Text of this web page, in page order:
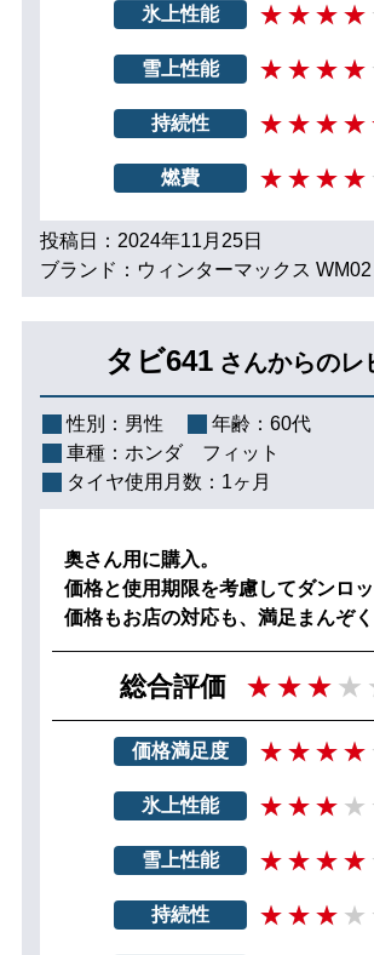
氷上性能
雪上性能
持続性
燃費
投稿日：2024年11月25日
ブランド：ウィンターマックス WM02
タビ641 さんからのレ
性別： 男性 年齢： 60代
車種： ホンダ フィット
タイヤ使用月数： 1ヶ月
奥さん用に購入。
価格と使用期限を考慮してダンロッ
価格もお店の対応も、満足まんぞ
総合評価
価格満足度
氷上性能
雪上性能
持続性